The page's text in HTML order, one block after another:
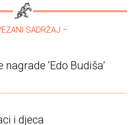
SADRŽAJ –
‘Edo Budiša’
i djeca